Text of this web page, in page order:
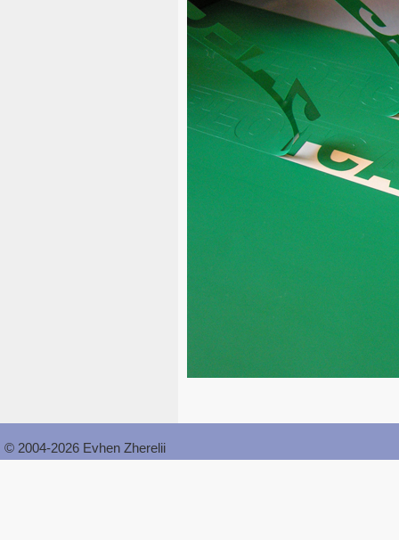
© 2004-2026 Evhen Zherelii